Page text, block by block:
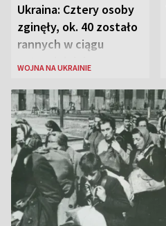
Ukraina: Cztery osoby
zginęły, ok. 40 zostało
rannych w ciągu
ostatniej doby w
WOJNA NA UKRAINIE